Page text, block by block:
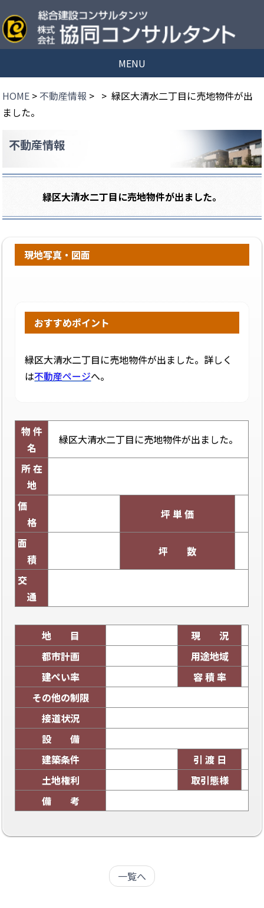
MENU
HOME > 不動産情報 > > 緑区大清水二丁目に売地物件が出
ました。
不動産情報
緑区大清水二丁目に売地物件が出ました。
現地写真・図面
おすすめポイント
緑区大清水二丁目に売地物件が出ました。詳しく
は不動産ページへ。
物 件
名
緑区大清水二丁目に売地物件が出ました。
所 在
地
価
格
坪 単 価
面
積
坪 数
交
通
地 目
現 況
都市計画
用途地域
建ぺい率
容 積 率
その他の制限
接道状況
設 備
建築条件
引 渡 日
土地権利
取引態様
備 考
一覧へ